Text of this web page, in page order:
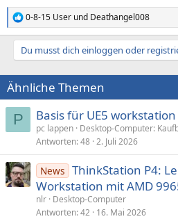
R
e
a
i
o
n
e
n
:
0-8-15 User und Deathangel008
Du musst dich einloggen oder
Ähnliche Themen
P Basis für UE5 workstation
pc lappen Desktop-Computer:
Antworten 48 2. Juli 2026
News ThinkStation P4:
Workstation mit AMD
nlr Desktop-Computer
Antworten 42 16. Mai 2026